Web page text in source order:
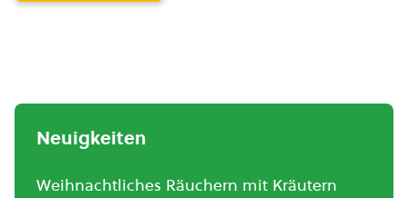
Neuigkeiten
Weihnachtliches Räuchern mit Kräutern